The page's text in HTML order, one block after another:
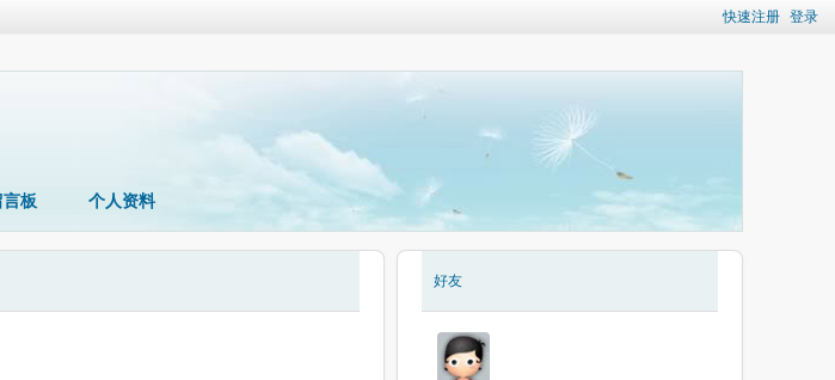
快速注册 登录
言板 个人资料
好友